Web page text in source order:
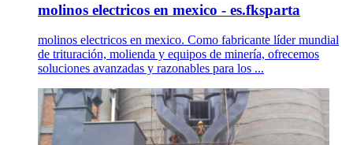
molinos electricos en mexico - es.fksparta
molinos electricos en mexico. Como fabricante líder mundial
de trituración, molienda y equipos de minería, ofrecemos
soluciones avanzadas y razonables para los ...